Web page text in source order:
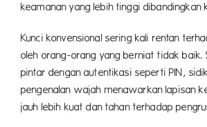
keamanan yang lebih tinggi dibandingkan
Kunci konvensional sering kali rentan
oleh orang-orang yang berniat tidak baik.
pintar dengan autentikasi seperti PIN,
pengenalan wajah menawarkan lapisan
jauh lebih kuat dan tahan terhadap